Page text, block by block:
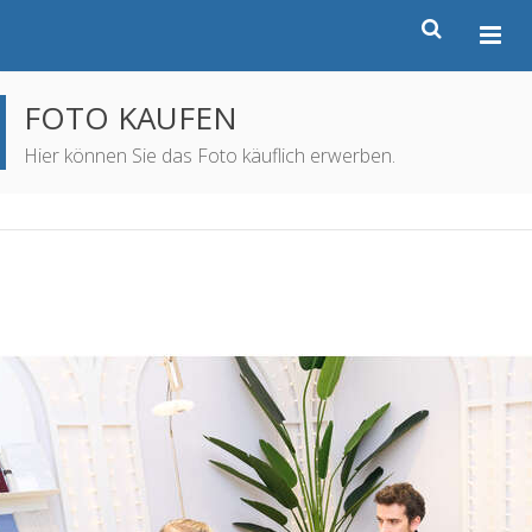
FOTO KAUFEN
Hier können Sie das Foto käuflich erwerben.